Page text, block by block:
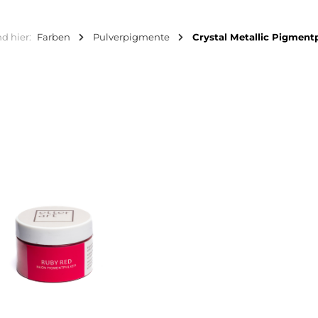
hier: Farben Pulverpigmente Crystal Metallic